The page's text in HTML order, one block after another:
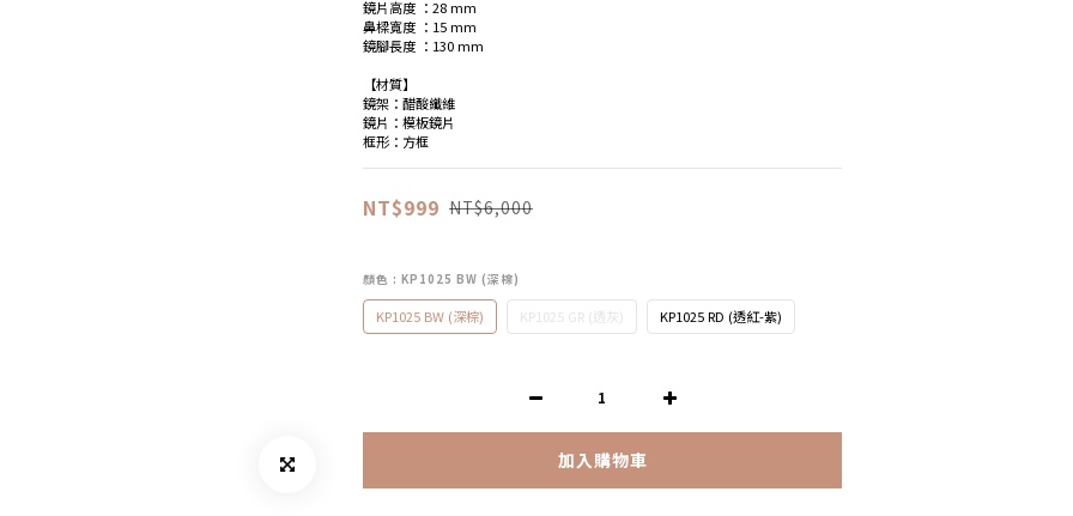
鏡片高度 ：28 mm
鼻樑寬度 ：15 mm
鏡腳長度 ：130 mm
【材質】
鏡架：醋酸纖維
鏡片：模板鏡片
框形：方框
NT$999 NT$6,000
顏色 : KP1025 BW (深棕)
KP1025 BW (深棕) KP1025 GR (透灰) KP1025 RD (透紅-紫)
加入購物車